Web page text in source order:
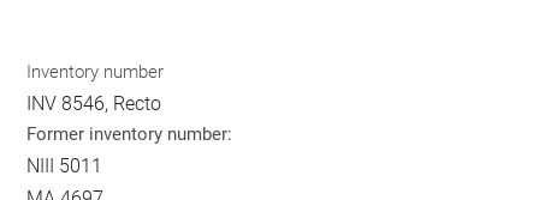
Inventory number
INV 8546, Recto
Former inventory number:
NIII 5011